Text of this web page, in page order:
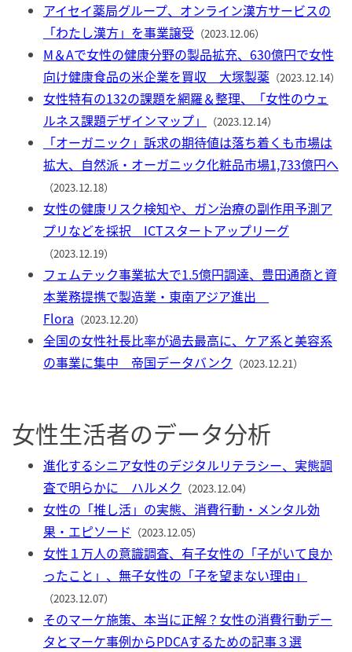
アイセイ薬局グループ、オンライン漢方サービスの
「わたし漢方」を事業譲受 （2023.12.06）
M＆Aで女性の健康分野の製品拡充、630億円で女性
向け健康食品の米企業を買収 大塚製薬 （2023.12.14）
女性特有の132の課題を網羅＆整理、「女性のウェ
ルネス課題デザインマップ」
（2023.12.14）
「オーガニック」訴求の期待値は落ち着くも市場は
拡大、自然派・オーガニック化粧品市場1,733億円へ
（2023.12.18）
女性の健康リスク検知や、ガン治療の副作用予測ア
プリなどを採択 ICTスタートアップリーグ
（2023.12.19）
フェムテック事業拡大で1.5億円調達、豊田通商と資
本業務提携で製造業・東南アジア進出
Flora （2023.12.20）
全国の女性社長比率が過去最高に、ケア系と美容系
の事業に集中 帝国データバンク （2023.12.21）
女性生活者のデータ分析
進化するシニア女性のデジタルリテラシー、実態調
査で明らかに ハルメク （2023.12.04）
女性の「推し活」の実態、消費行動・メンタル効
果・エピソード （2023.12.05）
女性１万人の意識調査、有子女性の「子がいて良か
ったこと」、無子女性の「子を望まない理由」
（2023.12.07）
そのマーケ施策、本当に正解？女性の消費行動デー
タとマーケ事例からPDCAするための記事３選